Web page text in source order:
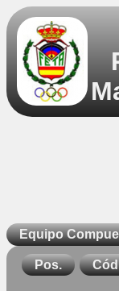
Equipo
Pos.